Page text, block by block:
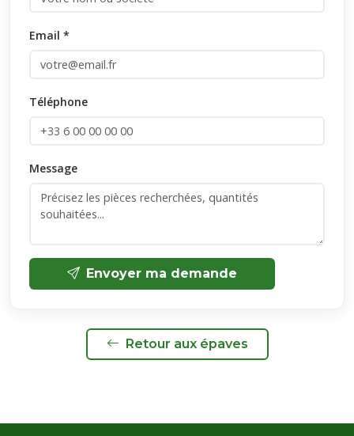
Email *
Téléphone
Message
Envoyer ma demande
Retour aux épaves